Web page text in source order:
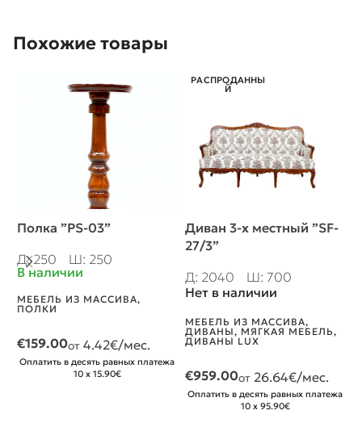
Похожие товары
Полка ”PS-03”
Д: 250
Ш: 250
В наличии
МЕБЕЛЬ ИЗ МАССИВА,
ПОЛКИ
€159.00от 4.42€/мес.
Оплатить в десять равных платежа
10 x 15.90€
РАСПРОДАННЫ
Й
Диван 3-х местный ”SF-
27/3”
Д: 2040
Ш: 700
Нет в наличии
МЕБЕЛЬ ИЗ МАССИВА,
ДИВАНЫ, МЯГКАЯ МЕБЕЛЬ,
ДИВАНЫ LUX
€959.00от 26.64€/мес.
Оплатить в десять равных платежа
10 x 95.90€